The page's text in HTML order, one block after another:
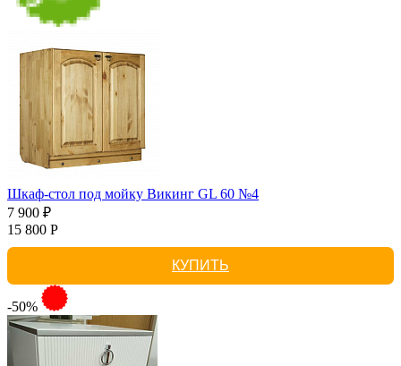
Шкаф-стол под мойку Викинг GL 60 №4
7 900 ₽
15 800 Р
КУПИТЬ
-50%